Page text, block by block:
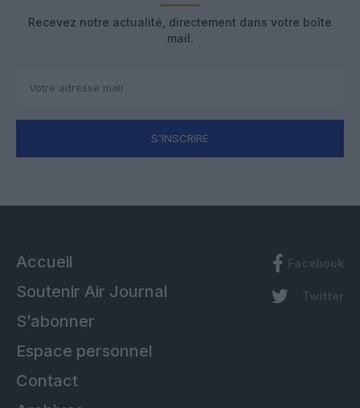
Recevez notre actualité, directement dans votre boîte
mail.
S'INSCRIRE
Accueil
Soutenir Air Journal
S’abonner
Espace personnel
Contact